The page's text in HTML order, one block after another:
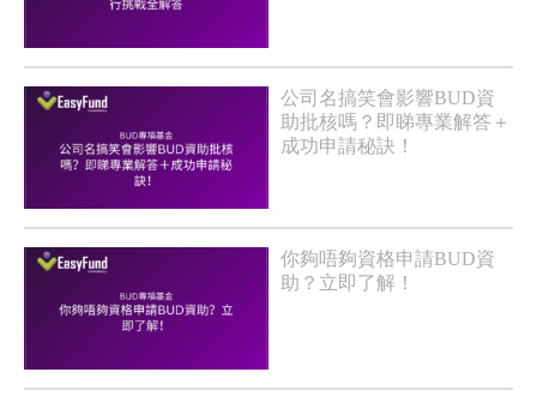
公司名搞笑會影響BUD資
助批核嗎？即睇專業解答＋
成功申請秘訣！
你夠唔夠資格申請BUD資
助？立即了解！